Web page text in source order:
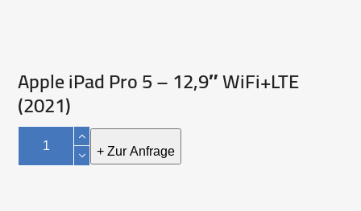
Apple iPad Pro 5 – 12,9″ WiFi+LTE
(2021)
Apple
Pro
+ Zur Anfrage